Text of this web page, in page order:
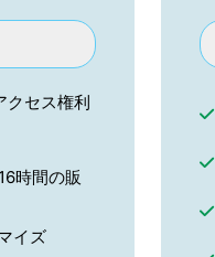
セス権利
時間の販
イズ